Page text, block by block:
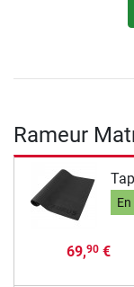
Rameur
69,90€